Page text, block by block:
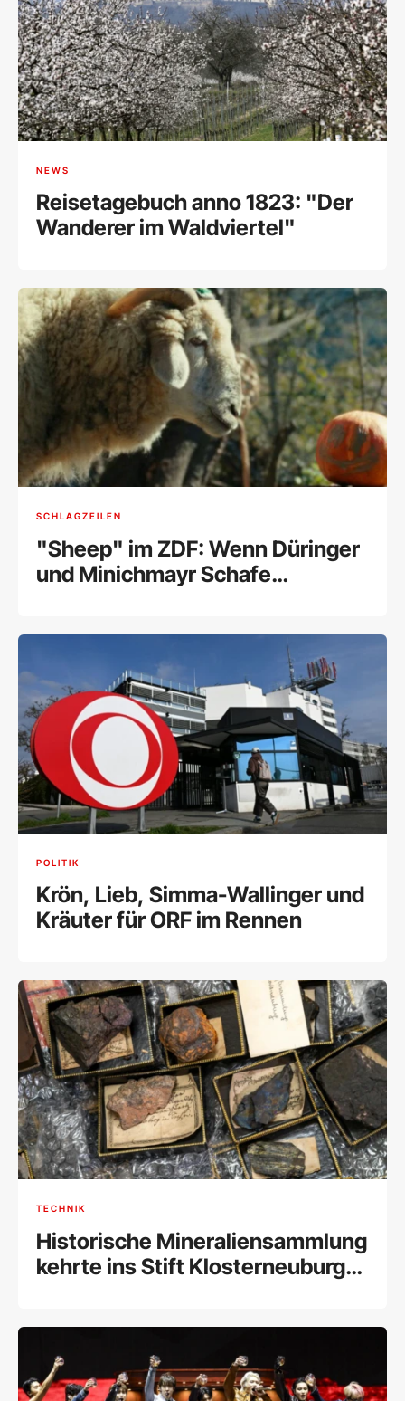
NEWS
Reisetagebuch anno 1823: "Der
Wanderer im Waldviertel"
SCHLAGZEILEN
"Sheep" im ZDF: Wenn Düringer
und Minichmayr Schafe
POLITIK
Krön, Lieb, Simma-Wallinger und
Kräuter für ORF im Rennen
TECHNIK
Historische Mineraliensammlung
kehrte ins Stift Klosterneuburg